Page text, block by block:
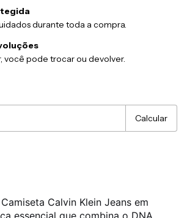
durante toda a compra.
você pode trocar ou devolver.
Calcular
Calvin Klein Jeans em